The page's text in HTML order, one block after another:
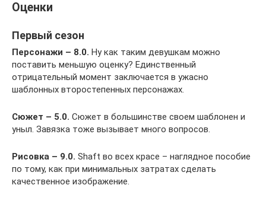
Оценки
Первый сезон
Персонажи – 8.0. Ну как таким девушкам можно
поставить меньшую оценку? Единственный
отрицательный момент заключается в ужасно
шаблонных второстепенных персонажах.
Сюжет – 5.0. Сюжет в большинстве своем шаблонен и
уныл. Завязка тоже вызывает много вопросов.
Рисовка – 9.0. Shaft во всех красе – наглядное пособие
по тому, как при минимальных затратах сделать
качественное изображение.